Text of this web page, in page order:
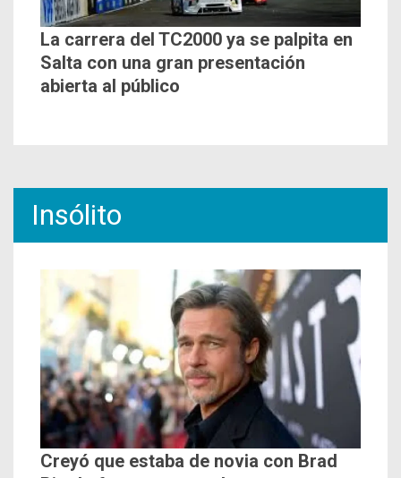
La carrera del TC2000 ya se palpita en
Salta con una gran presentación
abierta al público
Insólito
Creyó que estaba de novia con Brad